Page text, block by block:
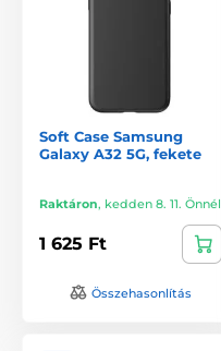
Soft Case Samsung
Galaxy A32 5G, fekete
Raktáron, kedden 8. 11. Önnél
1 625 Ft
Összehasonlítás